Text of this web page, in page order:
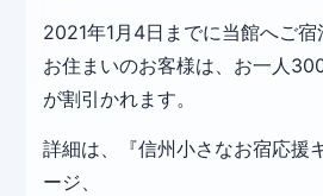
2021年1月4日までに当館へご
お住まいのお客様は、お一人
が割引かれます。
詳細は、『信州小さなお宿応援
ージ、